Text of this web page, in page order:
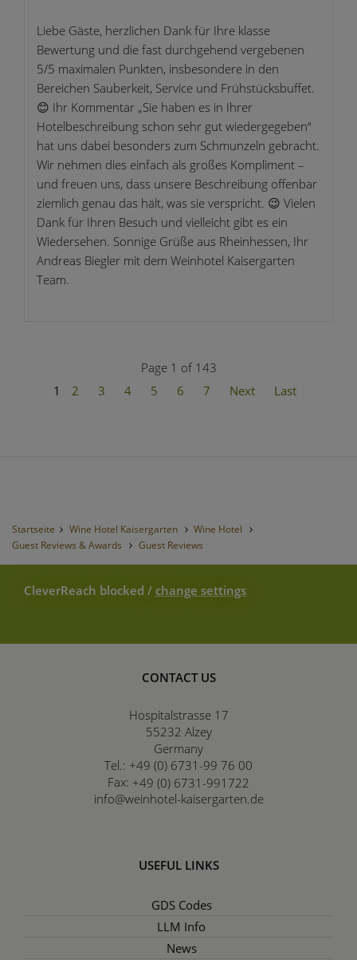
Liebe Gäste, herzlichen Dank für Ihre klasse
Bewertung und die fast durchgehend vergebenen
5/5 maximalen Punkten, insbesondere in den
Bereichen Sauberkeit, Service und Frühstücksbuffet.
😊 Ihr Kommentar „Sie haben es in Ihrer
Hotelbeschreibung schon sehr gut wiedergegeben“
hat uns dabei besonders zum Schmunzeln gebracht.
Wir nehmen dies einfach als großes Kompliment –
und freuen uns, dass unsere Beschreibung offenbar
ziemlich genau das hält, was sie verspricht. 😉 Vielen
Dank für Ihren Besuch und vielleicht gibt es ein
Wiedersehen. Sonnige Grüße aus Rheinhessen, Ihr
Andreas Biegler mit dem Weinhotel Kaisergarten
Team.
Page 1 of 143
1
2 3 4 5 6 7 Next Last
Startseite Wine Hotel Kaisergarten
Wine Hotel
Guest Reviews & Awards
Guest Reviews
CleverReach blocked / change settings
CONTACT US
Hospitalstrasse 17
55232 Alzey
Germany
Tel.: +49 (0) 6731-99 76 00
Fax: +49 (0) 6731-991722
info@weinhotel-kaisergarten.de
USEFUL LINKS
GDS Codes
LLM Info
News